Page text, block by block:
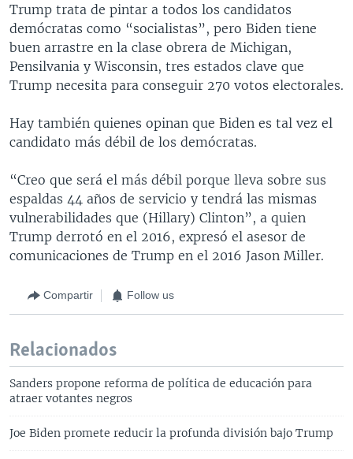
Trump trata de pintar a todos los candidatos
demócratas como “socialistas”, pero Biden tiene
buen arrastre en la clase obrera de Michigan,
Pensilvania y Wisconsin, tres estados clave que
Trump necesita para conseguir 270 votos electorales.
Hay también quienes opinan que Biden es tal vez el
candidato más débil de los demócratas.
“Creo que será el más débil porque lleva sobre sus
espaldas 44 años de servicio y tendrá las mismas
vulnerabilidades que (Hillary) Clinton”, a quien
Trump derrotó en el 2016, expresó el asesor de
comunicaciones de Trump en el 2016 Jason Miller.
Compartir Follow us
Relacionados
Sanders propone reforma de política de educación para
atraer votantes negros
Joe Biden promete reducir la profunda división bajo Trump